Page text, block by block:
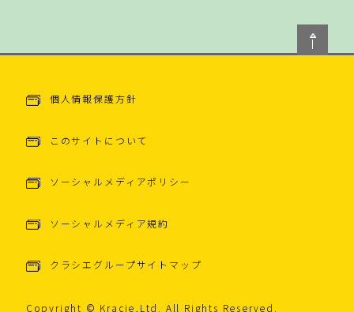
個人情報保護方針
このサイトについて
ソーシャルメディアポリシー
ソーシャルメディア規約
クラシエグループサイトマップ
Copyright © Kracie,Ltd. All Rights Reserved.